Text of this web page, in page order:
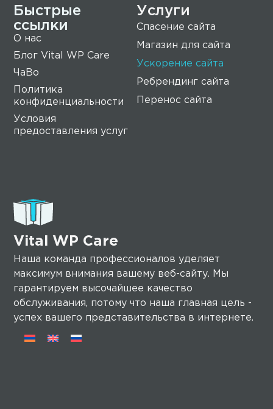
Vital WP Care
Наша команда профессионалов уделяет
максимум внимания вашему веб-сайту. Мы
гарантируем высочайшее качество
обслуживания, потому что наша главная цель -
успех вашего представительства в интернете.
Услуги
Спасение сайта
Магазин для сайта
Ускорение сайта
Ребрендинг сайта
Перенос сайта
Быстрые
ссылки
О нас
Блог Vital WP Care
ЧаВо
Политика
конфиденциальности
Условия
предоставления услуг